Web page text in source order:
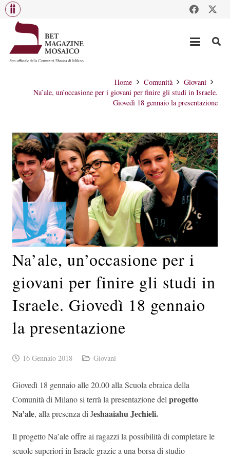
Home Comunità
Giovani
Na’ale, un’occasione per i giovani per finire gli studi in Israele.
Giovedì 18 gennaio la presentazione
Na’ale, un’occasione per i
giovani per finire gli studi in
Israele. Giovedì 18 gennaio
la presentazione
16 Gennaio 2018 Giovani
Giovedì 18 gennaio alle 20.00 alla Scuola ebraica della
Comunità di Milano si terrà la presentazione delprogetto
Na’ale, alla presenza di Jeshaaiahu Jechieli.
Il progetto Na’ale offre ai ragazzi la possibilità di completare le
scuole superiori in Israele grazie a una borsa di studio